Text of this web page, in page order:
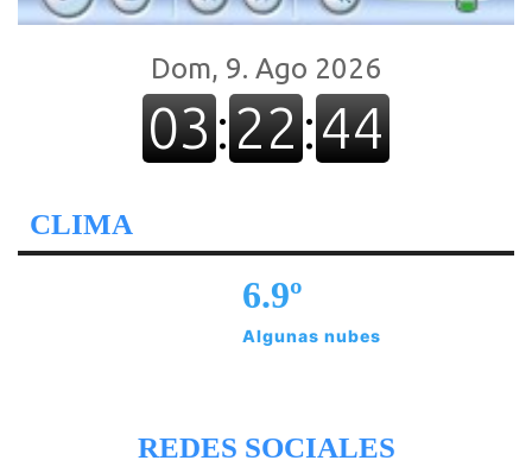
CLIMA
6.9º
Algunas nubes
REDES SOCIALES